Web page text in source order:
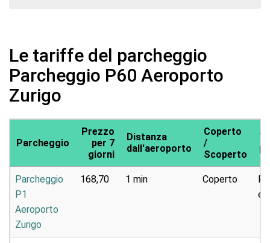
Le tariffe del parcheggio
Parcheggio P60 Aeroporto
Zurigo
Parcheggio
Prezzo
per 7
giorni
Distanza
dall'aeroporto
Coperto
/
Scoperto
Parcheggio
P1
Aeroporto
Zurigo
168,70 1 min Coperto
e